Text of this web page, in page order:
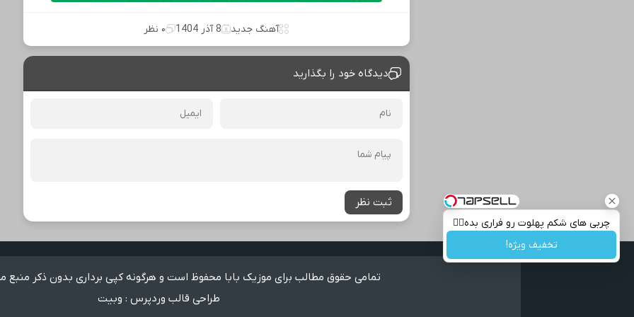
چربی های شکم پهلوت رو فراری بده👌🏻
تخفیف ویژه!
آهنگ جدید 8 آذر 1404 ۰ نظر
دیدگاه خود را بگذارید
ثبت نظر
تمامی حقوق مطالب برای موزیک بابا محفوظ است و هرگونه کپی برداری بدون ذکر منبع
طراحی قالب وردپرس : وبیت